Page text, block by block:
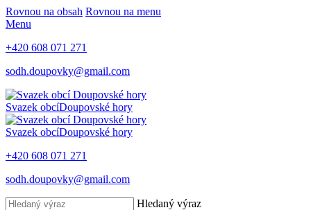
Rovnou na obsah Rovnou na menu
Menu
+420 608 071 271
sodh.doupovky@gmail.com
Svazek obcíDoupovské hory
Svazek obcíDoupovské hory
+420 608 071 271
sodh.doupovky@gmail.com
Hledaný výraz